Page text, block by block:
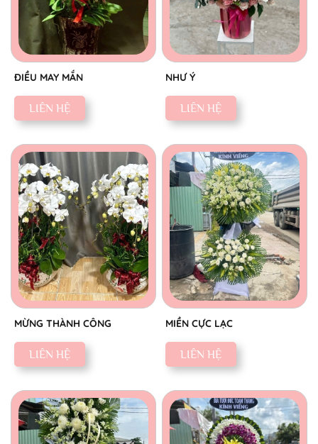
ĐIỀU MAY MẮN
LIÊN HỆ
NHƯ Ý
LIÊN HỆ
MỪNG THÀNH CÔNG
LIÊN HỆ
MIỀN CỰC LẠC
LIÊN HỆ